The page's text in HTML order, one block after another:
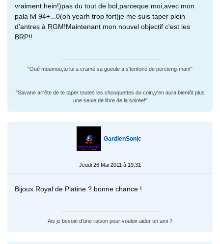
vraiment hein!)pas du tout de bol,parceque moi,avec mon
pala lvl 94+...0(oh yearh trop fort)je me suis taper plein
d'antres à RGM!Maintenant mon nouvel objectif c'est les
BRP!!
"Oué moumou,tu lui a cramé sa gueule a s'tenfoiré de percieng-man!"
"Savane arrête de te taper toutes les chouquettes du coin,y'en aura bientôt plus
une seule de libre de la soirée!"
GardienSonic
Jeudi 26 Mai 2011 à 19:31
Bijoux Royal de Platine ? bonne chance !
Ais je besoin d'une raison pour vouloir aider un ami ?